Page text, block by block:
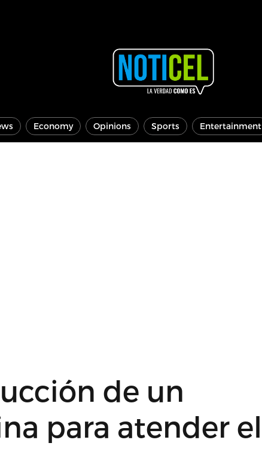
Economy Opinions Sports Entertainment
de un
para atender el